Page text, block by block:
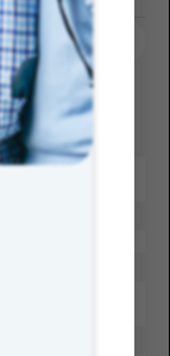
che ogni
alla didattica